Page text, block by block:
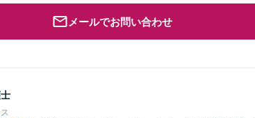
メールでお問い合わせ